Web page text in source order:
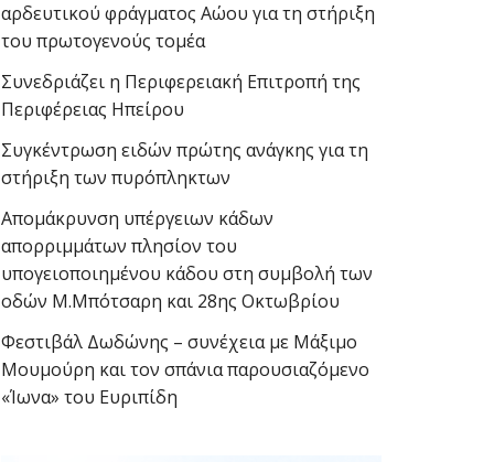
αρδευτικού φράγματος Αώου για τη στήριξη
του πρωτογενούς τομέα
Συνεδριάζει η Περιφερειακή Επιτροπή της
Περιφέρειας Ηπείρου
Συγκέντρωση ειδών πρώτης ανάγκης για τη
στήριξη των πυρόπληκτων
Απομάκρυνση υπέργειων κάδων
απορριμμάτων πλησίον του
υπογειοποιημένου κάδου στη συμβολή των
οδών Μ.Μπότσαρη και 28ης Οκτωβρίου
Φεστιβάλ Δωδώνης – συνέχεια με Μάξιμο
Μουμούρη και τον σπάνια παρουσιαζόμενο
«Ίωνα» του Ευριπίδη